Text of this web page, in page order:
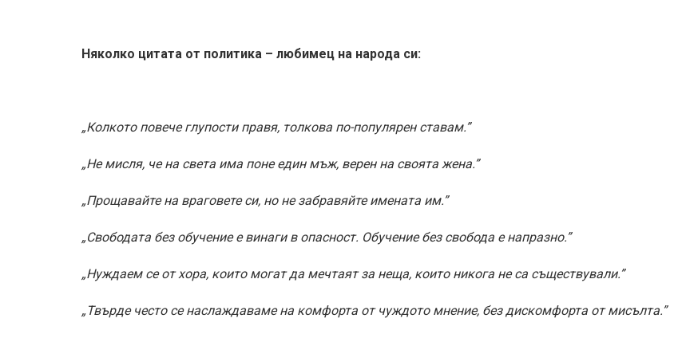
Няколко цитата от политика – любимец на народа си:
„Колкото повече глупости правя, толкова по-популярен ставам.”
„Не мисля, че на света има поне един мъж, верен на своята жена.”
„Прощавайте на враговете си, но не забравяйте имената им.”
„Свободата без обучение е винаги в опасност. Обучение без свобода е напразно.”
„Нуждаем се от хора, които могат да мечтаят за неща, които никога не са съществували.”
„Твърде често се наслаждаваме на комфорта от чуждото мнение, без дискомфорта от мисълта.”